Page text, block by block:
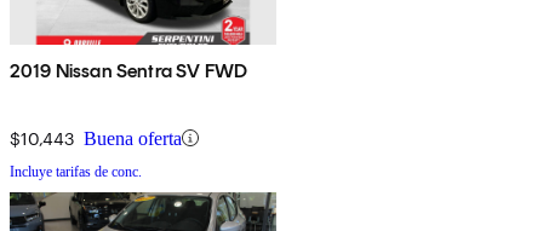
2019 Nissan Sentra SV FWD
$10,443 Buena oferta
Incluye tarifas de conc.